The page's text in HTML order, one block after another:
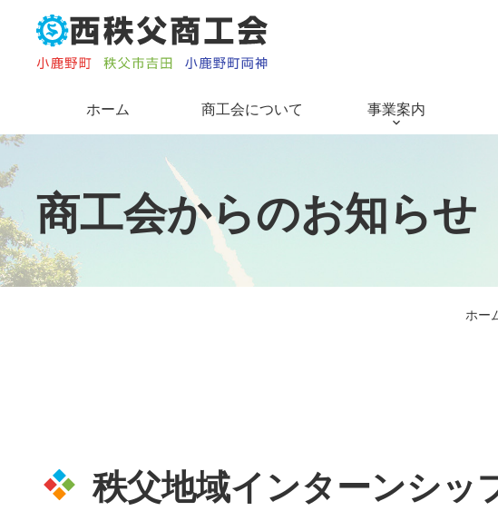
文
へ
ス
キ
ッ
プ
ホーム 商工会について 事業案内
商工会からのお知らせ
秩父地域インターンシッ
ホー